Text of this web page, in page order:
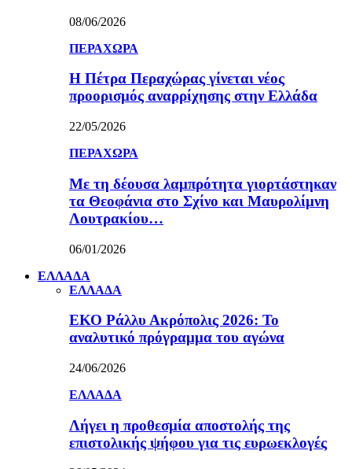
08/06/2026
ΠΕΡΑΧΩΡΑ
Η Πέτρα Περαχώρας γίνεται νέος
προορισμός αναρρίχησης στην Ελλάδα
22/05/2026
ΠΕΡΑΧΩΡΑ
Με τη δέουσα λαμπρότητα γιορτάστηκαν
τα Θεοφάνια στο Σχίνο και Μαυρολίμνη
Λουτρακίου…
06/01/2026
ΕΛΛΑΔΑ
ΕΛΛΑΔΑ
ΕΚΟ Ράλλυ Ακρόπολις 2026: Το
αναλυτικό πρόγραμμα του αγώνα
24/06/2026
ΕΛΛΑΔΑ
Λήγει η προθεσμία αποστολής της
επιστολικής ψήφου για τις ευρωεκλογές